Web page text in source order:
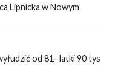
Lipnicka w Nowym
od 81- latki 90 tys